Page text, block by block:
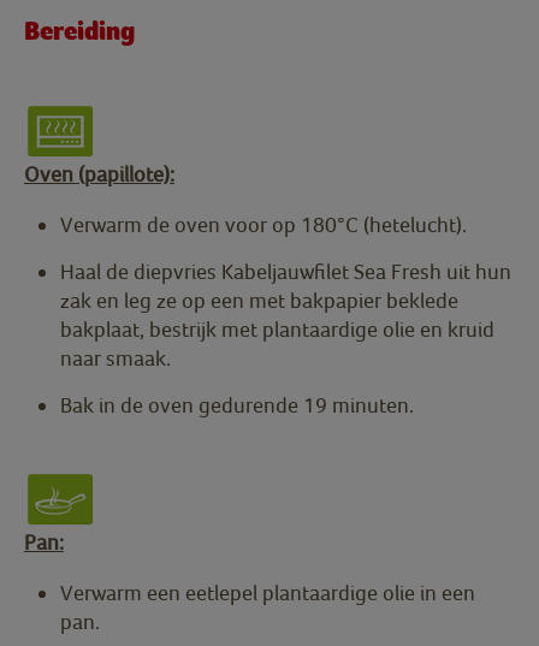
Bereiding
Oven (papillote):
Verwarm de oven voor op 180°C (hetelucht).
Haal de diepvries Kabeljauwfilet Sea Fresh uit hun
zak en leg ze op een met bakpapier beklede
bakplaat, bestrijk met plantaardige olie en kruid
naar smaak.
Bak in de oven gedurende 19 minuten.
Pan:
Verwarm een eetlepel plantaardige olie in een
pan.